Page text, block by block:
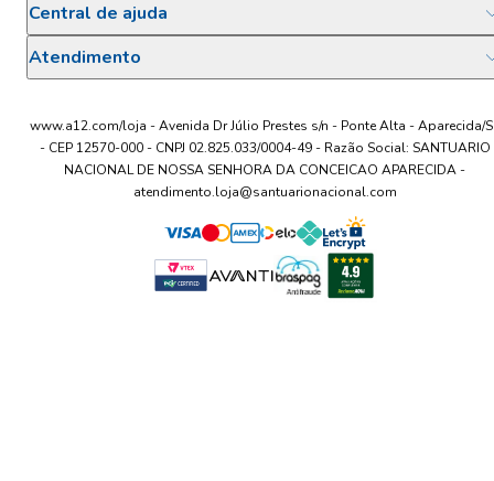
Central de ajuda
Atendimento
www.a12.com/loja - Avenida Dr Júlio Prestes s/n - Ponte Alta - Aparecida/
- CEP 12570-000 - CNPJ 02.825.033/0004-49 - Razão Social: SANTUARIO
NACIONAL DE NOSSA SENHORA DA CONCEICAO APARECIDA -
atendimento.loja@santuarionacional.com